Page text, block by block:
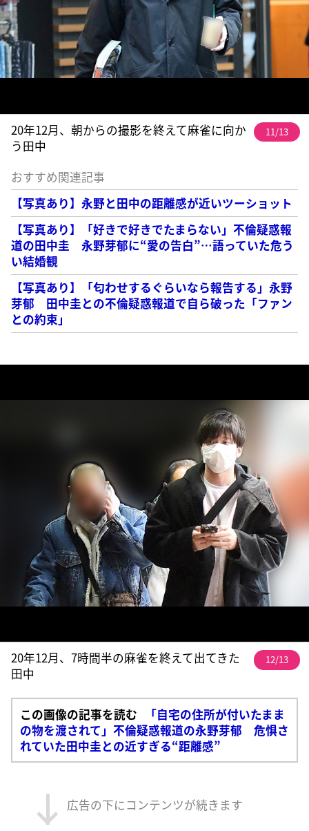
20年12月、朝からの撮影を終えて麻雀に向か
う田中
11/13
おすすめ関連記事
【写真あり】永野と田中の距離感が近いツーショット
【写真あり】「好きで好きでたまらない」不倫疑惑報
道の田中圭 永野芽郁に“愛の告白”…語っていた危う
い結婚観
【写真あり】「匂わせするぐらいなら報告する」永野
芽郁 田中圭との不倫疑惑報道で自ら破った「ファン
との約束」
20年12月、7時間半の麻雀を終えて出てきた
田中
12/13
この画像の記事を読む
「自宅の住所が付いたまま
の物を渡されて」不倫疑惑報道の永野芽郁 危惧さ
れていた田中圭との近すぎる“距離感”
広告の下にコンテンツが続きます